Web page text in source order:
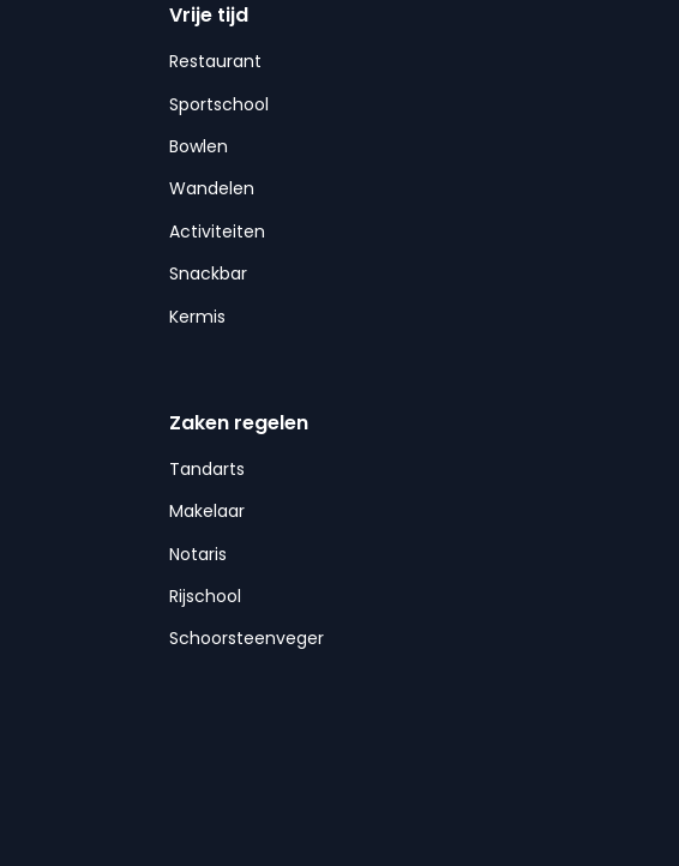
Vrije tijd
Restaurant
Sportschool
Bowlen
Wandelen
Activiteiten
Snackbar
Kermis
Zaken regelen
Tandarts
Makelaar
Notaris
Rijschool
Schoorsteenveger